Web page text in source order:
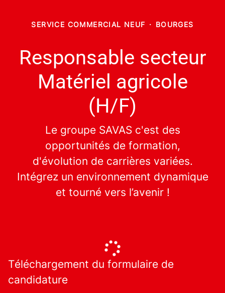
SERVICE COMMERCIAL NEUF · BOURGES
Responsable secteur
Matériel agricole
(H/F)
Le groupe SAVAS c'est des
opportunités de formation,
d'évolution de carrières variées.
Intégrez un environnement dynamique
et tourné vers l’avenir !
Téléchargement du formulaire de
candidature